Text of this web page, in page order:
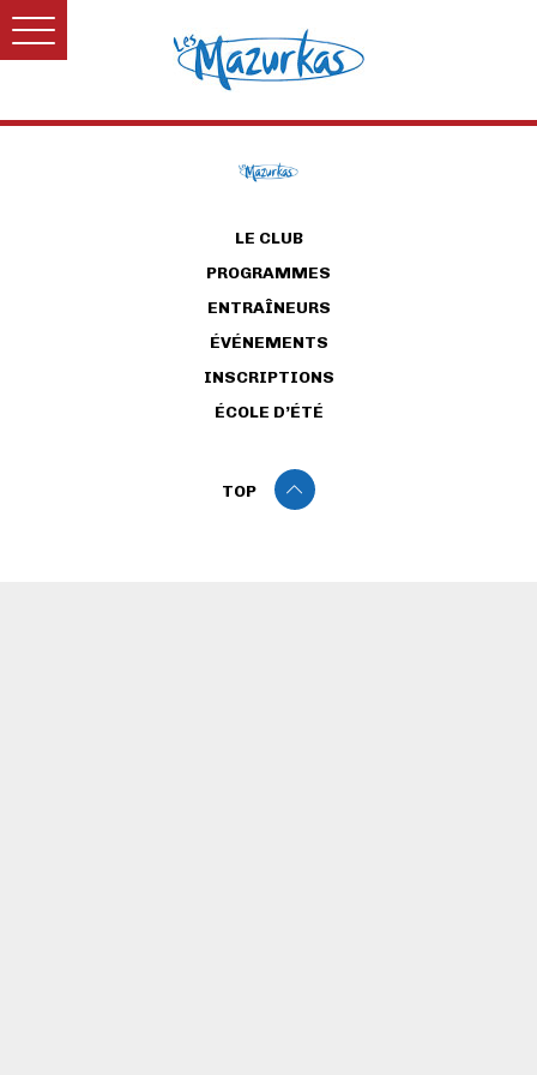
LE CLUB
PROGRAMMES
ENTRAÎNEURS
ÉVÉNEMENTS
INSCRIPTIONS
ÉCOLE D’ÉTÉ
TOP